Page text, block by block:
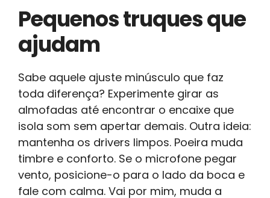
Pequenos truques que
ajudam
Sabe aquele ajuste minúsculo que faz
toda diferença? Experimente girar as
almofadas até encontrar o encaixe que
isola som sem apertar demais. Outra ideia:
mantenha os drivers limpos. Poeira muda
timbre e conforto. Se o microfone pegar
vento, posicione-o para o lado da boca e
fale com calma. Vai por mim, muda a